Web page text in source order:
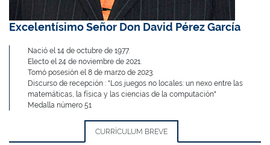
Excelentísimo Señor Don David Pérez García
Nació el 14 de octubre de 1977.
Electo el 24 de noviembre de 2021.
Tomó posesión el 8 de marzo de 2023.
Discurso de recepción : "Los juegos no locales: un nexo entre las
matemáticas, la física y las ciencias de la computación"
Medalla número 51
CURRÍCULUM BREVE